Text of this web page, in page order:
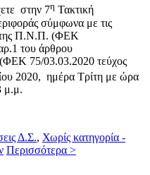
στην 7η Τακτική
σύμφωνα με τις
της Π.Ν.Π. (ΦΕΚ
του άρθρου
75/03.03.2020 τεύχος
2020, ημέρα Τρίτη με ώρα
μ.μ.
Δ.Σ., Χωρίς κατηγορία -
Περισσότερα >